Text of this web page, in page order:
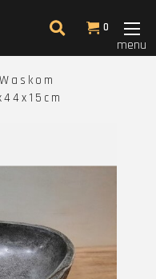
0
menu
Waskom